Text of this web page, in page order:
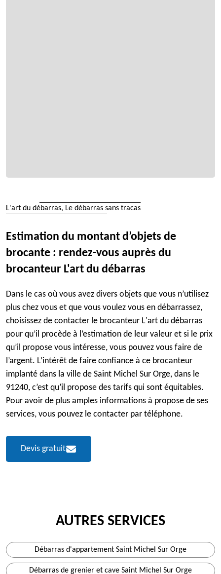
L'art du débarras, Le débarras sans tracas
Estimation du montant d’objets de
brocante : rendez-vous auprès du
brocanteur L'art du débarras
Dans le cas où vous avez divers objets que vous n’utilisez
plus chez vous et que vous voulez vous en débarrassez,
choisissez de contacter le brocanteur L'art du débarras
pour qu’il procède à l’estimation de leur valeur et si le prix
qu’il propose vous intéresse, vous pouvez vous faire de
l’argent. L’intérêt de faire confiance à ce brocanteur
implanté dans la ville de Saint Michel Sur Orge, dans le
91240, c’est qu’il propose des tarifs qui sont équitables.
Pour avoir de plus amples informations à propose de ses
services, vous pouvez le contacter par téléphone.
Devis gratuit
AUTRES SERVICES
Débarras d'appartement Saint Michel Sur Orge
Débarras de grenier et cave Saint Michel Sur Orge